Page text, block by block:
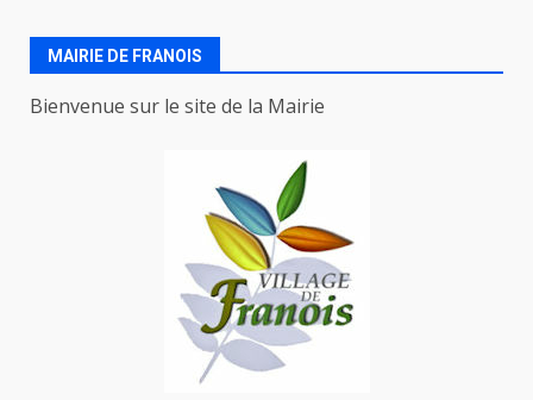
MAIRIE DE FRANOIS
Bienvenue sur le site de la Mairie